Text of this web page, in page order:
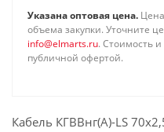
Указана оптовая цена.
объема закупки. Уточните
info@elmarts.ru. Стоимость
публичной офертой.
Кабель КГВВнг(А)-LS